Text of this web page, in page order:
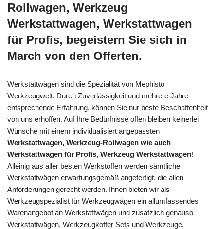
Rollwagen, Werkzeug
Werkstattwagen, Werkstattwagen
für Profis, begeistern Sie sich in
March von den Offerten.
Werkstattwägen sind die Spezialität von Mephisto
Werkzeugwelt. Durch Zuverlässigkeit und mehrere Jahre
entsprechende Erfahrung, können Sie nur beste Beschaffenheit
von uns erhoffen. Auf Ihre Bedürfnisse offen bleiben keinerlei
Wünsche mit einem individualisiert angepassten
Werkstattwagen, Werkzeug-Rollwagen wie auch
Werkstattwagen für Profis, Werkzeug Werkstattwagen!
Alleinig aus aller besten Werkstoffen werden sämtliche
Werkstattwägen erwartungsgemäß angefertigt, die allen
Anforderungen gerecht werden. Ihnen bieten wir als
Werkzeugspezialist für Werkzeugwägen ein allumfassendes
Warenangebot an Werkstattwägen und zusätzlich genauso
Werkstattwägen, Werkzeugkoffer Sets und Werkzeuge.